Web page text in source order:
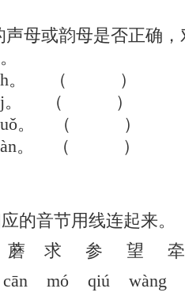
声母或韵母是否正确
是h。 （ ）
是j。 （ ）
是uǒ。 （ ）
是àn。 （ ）
的音节用线连起来。
蘑 求 参 望
mó qiú wàng